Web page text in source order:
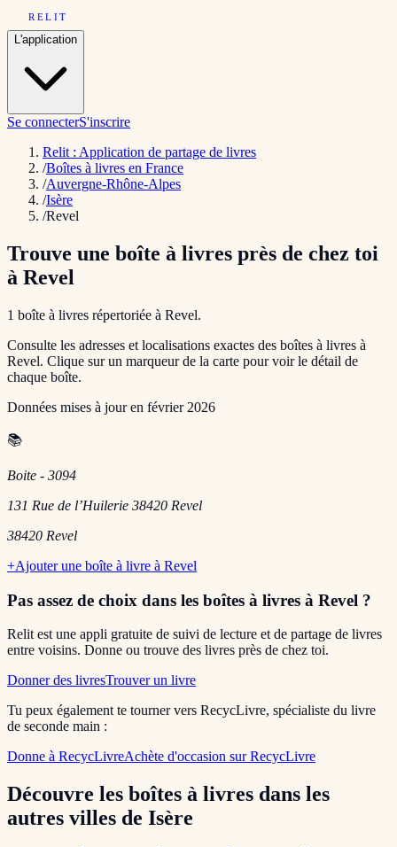
RELIT
L'application
Se connecterS'inscrire
Relit : Application de partage de livres
/Boîtes à livres en France
/Auvergne-Rhône-Alpes
/Isère
/Revel
Trouve une boîte à livres près de chez toi
à Revel
1 boîte à livres répertoriée à Revel.
Consulte les adresses et localisations exactes des boîtes à livres à
Revel. Clique sur un marqueur de la carte pour voir le détail de
chaque boîte.
Données mises à jour en février 2026
📚
Boite - 3094
131 Rue de l’Huilerie 38420 Revel
38420 Revel
+Ajouter une boîte à livre à Revel
Pas assez de choix dans les boîtes à livres à Revel ?
Relit est une appli gratuite de suivi de lecture et de partage de livres
entre voisins. Donne ou trouve des livres près de chez toi.
Donner des livresTrouver un livre
Tu peux également te tourner vers RecycLivre, spécialiste du livre
de seconde main :
Donne à RecycLivreAchète d'occasion sur RecycLivre
Découvre les boîtes à livres dans les
autres villes de Isère